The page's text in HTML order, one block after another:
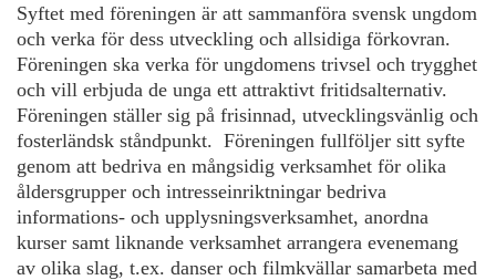
Syftet med föreningen är att sammanföra svensk ungdom
och verka för dess utveckling och allsidiga förkovran.
Föreningen ska verka för ungdomens trivsel och trygghet
och vill erbjuda de unga ett attraktivt fritidsalternativ.
Föreningen ställer sig på frisinnad, utvecklingsvänlig och
fosterländsk ståndpunkt. Föreningen fullföljer sitt syfte
genom att bedriva en mångsidig verksamhet för olika
åldersgrupper och intresseinriktningar bedriva
informations- och upplysningsverksamhet, anordna
kurser samt liknande verksamhet arrangera evenemang
av olika slag, t.ex. danser och filmkvällar samarbeta med